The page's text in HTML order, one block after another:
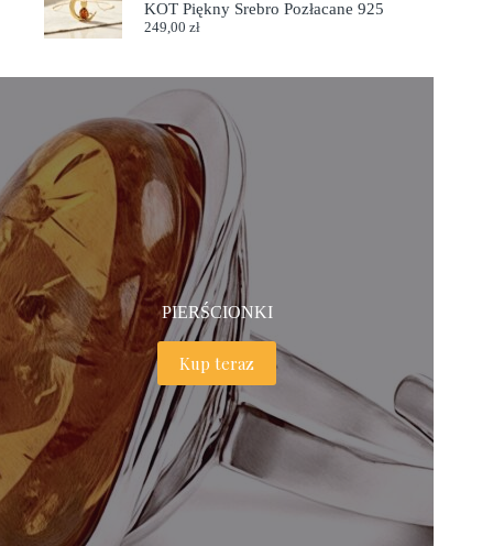
KOT Piękny Srebro Pozłacane 925
249,00 zł
PIERŚCIONKI
Kup teraz